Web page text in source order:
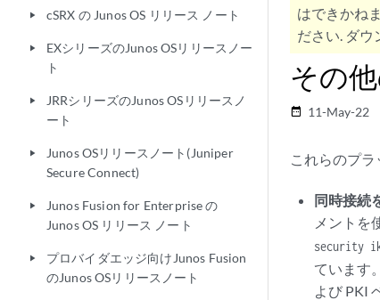
play_arrow cSRX の Junos OS リリース ノート
play_arrow
EXシリーズのJunos OSリリースノー
ト
play_arrow
JRRシリーズのJunos OSリリースノ
ート
play_arrow
Junos OSリリースノート(Juniper
Secure Connect)
play_arrow
Junos Fusion for Enterprise の
Junos OS リリース ノート
play_arrow
プロバイダエッジ向けJunos Fusion
のJunos OSリリースノート
はできかね
ださい. ダウ
その
date_range 11-May-22
これらのプ
同時接続
メントを
security
ています
よび PKI